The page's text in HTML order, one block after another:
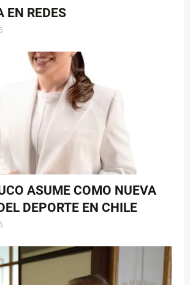
EN REDES
ASUME COMO NUEVA
DEPORTE EN CHILE